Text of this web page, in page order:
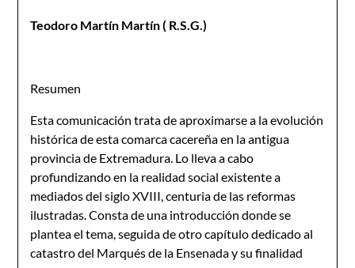
Teodoro Martín Martín ( R.S.G.)
Resumen
Esta comunicación trata de aproximarse a la evolución
histórica de esta comarca cacereña en la antigua
provincia de Extremadura. Lo lleva a cabo
profundizando en la realidad social existente a
mediados del siglo XVIII, centuria de las reformas
ilustradas. Consta de una introducción donde se
plantea el tema, seguida de otro capítulo dedicado al
catastro del Marqués de la Ensenada y su finalidad